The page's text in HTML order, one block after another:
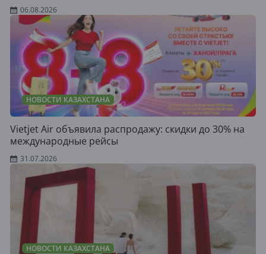
06.08.2026
НОВОСТИ КАЗАХСТАНА
Vietjet Air объявила распродажу: скидки до 30% на
международные рейсы
31.07.2026
НОВОСТИ КАЗАХСТАНА